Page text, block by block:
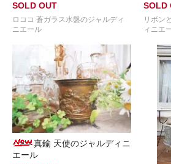
SOLD OUT
ロココ 蒼ガラス水盤のジャルディ
ニエール
SOLD
リボン
ィニエ
真鍮 天使のジャルディニ
エール